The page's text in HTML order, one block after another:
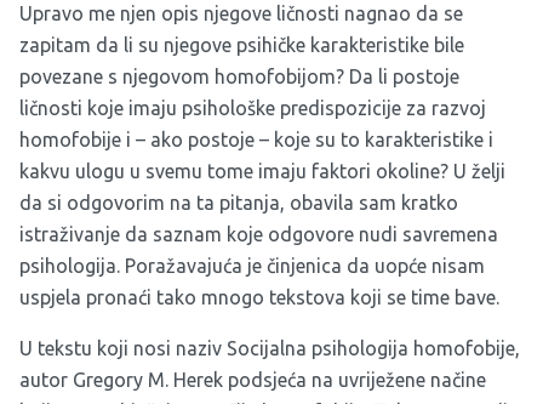
Upravo me njen opis njegove ličnosti nagnao da se
zapitam da li su njegove psihičke karakteristike bile
povezane s njegovom homofobijom? Da li postoje
ličnosti koje imaju psihološke predispozicije za razvoj
homofobije i – ako postoje – koje su to karakteristike i
kakvu ulogu u svemu tome imaju faktori okoline? U želji
da si odgovorim na ta pitanja, obavila sam kratko
istraživanje da saznam koje odgovore nudi savremena
psihologija. Poražavajuća je činjenica da uopće nisam
uspjela pronaći tako mnogo tekstova koji se time bave.
U tekstu koji nosi naziv Socijalna psihologija homofobije,
autor Gregory M. Herek podsjeća na uvriježene načine